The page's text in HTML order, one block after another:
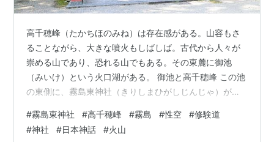
高千穂峰（たかちほのみね）は存在感がある。山容もさ
ることながら、大きな噴火もしばしば。古代から人々が
崇める山であり、恐れる山でもある。その東麓に御池
（みいけ）という火口湖がある。 御池と高千穂峰 この池
の東側に、霧島東神社（きりしまひがしじんじゃ）が鎮
日向国諸県郡高原（たかはる）のうちである。 霧島東神
社から山頂までは直線距離で4㎞ほど。また、高千穂峰山
#霧島東神社 #高千穂峰 #霧島 #性空 #修験道
#神社 #日本神話 #火山